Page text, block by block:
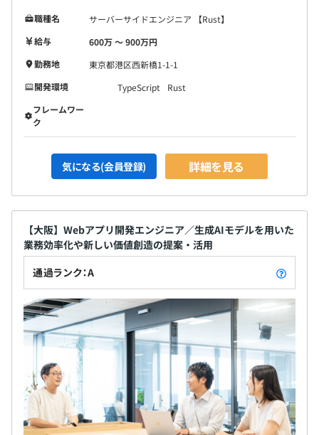
職種名
サーバーサイドエンジニア 【Rust】
給与
600万 〜 900万円
勤務地
東京都港区西新橋1-1-1
開発環境
TypeScript
Rust
フレームワー
ク
気になる(会員登録) 詳細を見る
【大阪】Webアプリ開発エンジニア／生成AIモデルを用いた
業務効率化や新しい価値創造の提案・活用
通過ランク：A